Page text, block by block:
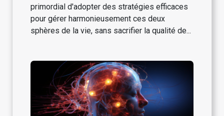
primordial d'adopter des stratégies efficaces
pour gérer harmonieusement ces deux
sphères de la vie, sans sacrifier la qualité de...